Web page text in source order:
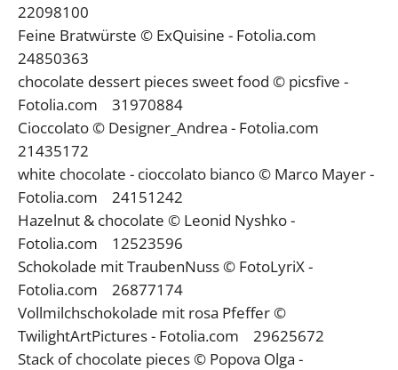
22098100
Feine Bratwürste © ExQuisine - Fotolia.com
24850363
chocolate dessert pieces sweet food © picsfive -
Fotolia.com 31970884
Cioccolato © Designer_Andrea - Fotolia.com
21435172
white chocolate - cioccolato bianco © Marco Mayer -
Fotolia.com 24151242
Hazelnut & chocolate © Leonid Nyshko -
Fotolia.com 12523596
Schokolade mit TraubenNuss © FotoLyriX -
Fotolia.com 26877174
Vollmilchschokolade mit rosa Pfeffer ©
TwilightArtPictures - Fotolia.com 29625672
Stack of chocolate pieces © Popova Olga -